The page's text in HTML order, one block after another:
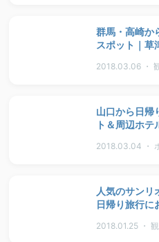
群馬・高崎か
スポット｜草
2018.03.06 ・
山口から日帰
ト＆周辺ホ
2018.03.04 ・
人気のサンリ
日帰り旅行に
2018.01.25 ・